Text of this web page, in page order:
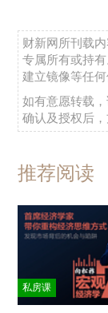
财新网所刊载
专属所有或持
建立镜像等任何
如有意愿转载
确认及授权后，
推荐阅读
私房课